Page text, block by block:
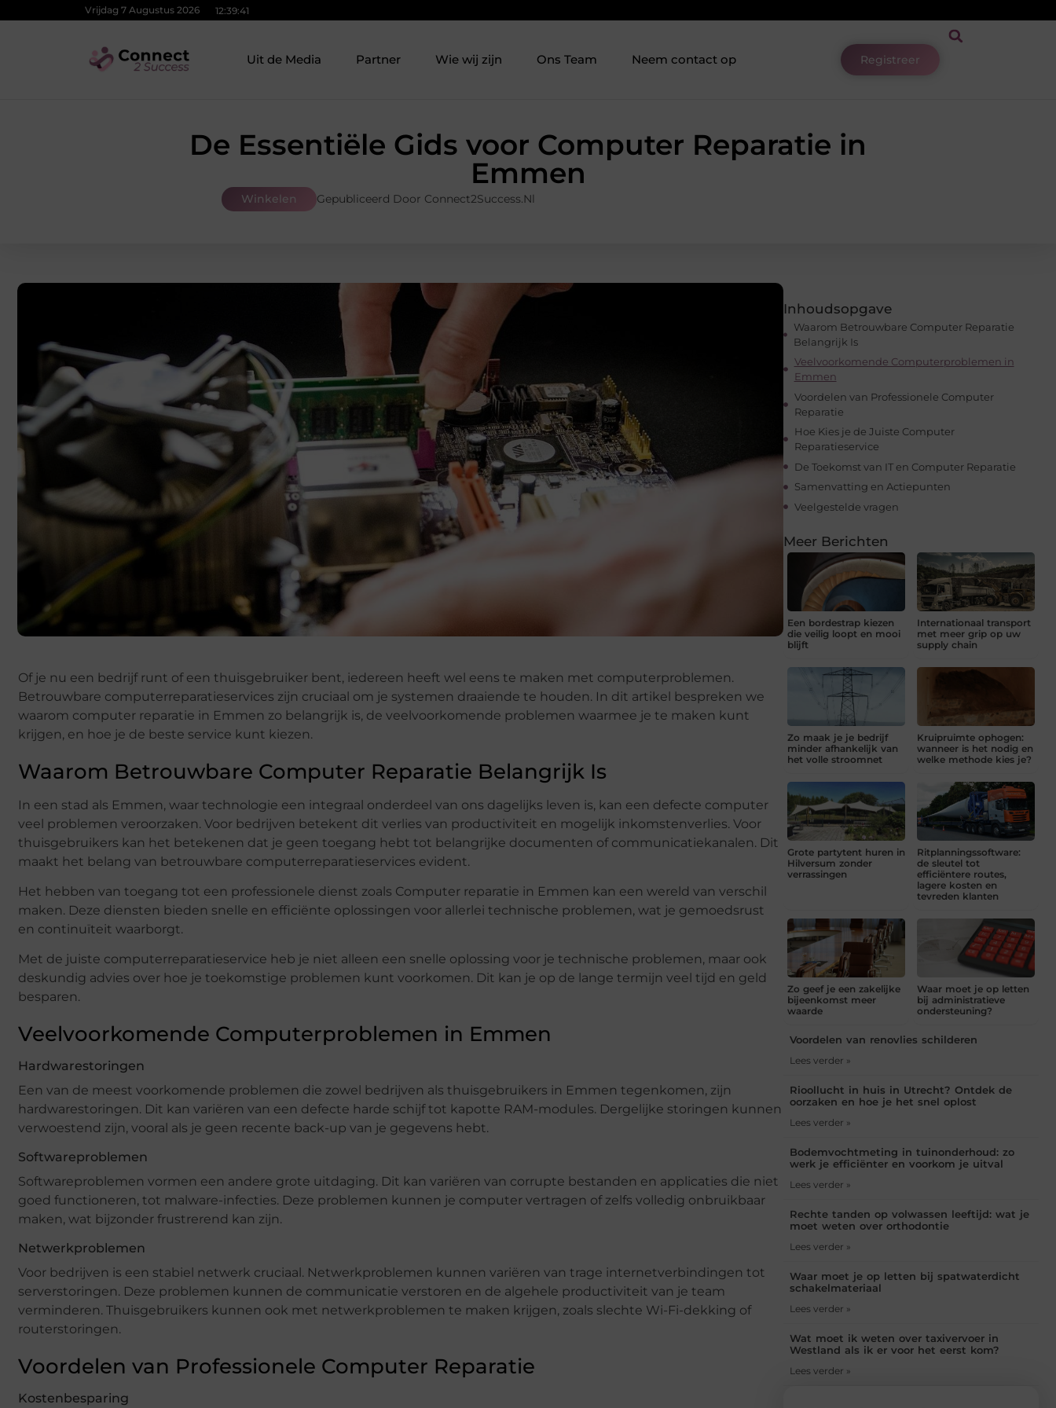
Vrijdag 7 Augustus 2026 12:39:43
Uit de Media Partner Wie wij zijn Ons Team Neem contact op Registreer
De Essentiële Gids voor Computer Reparatie in
Emmen
Winkelen Gepubliceerd Door Connect2Success.nl
Of je nu een bedrijf runt of een thuisgebruiker bent, iedereen heeft wel eens te maken met computerproblemen.
Betrouwbare computerreparatieservices zijn cruciaal om je systemen draaiende te houden. In dit artikel bespreken we
waarom computer reparatie in Emmen zo belangrijk is, de veelvoorkomende problemen waarmee je te maken kunt
krijgen, en hoe je de beste service kunt kiezen.
Waarom Betrouwbare Computer Reparatie Belangrijk Is
In een stad als Emmen, waar technologie een integraal onderdeel van ons dagelijks leven is, kan een defecte computer
veel problemen veroorzaken. Voor bedrijven betekent dit verlies van productiviteit en mogelijk inkomstenverlies. Voor
thuisgebruikers kan het betekenen dat je geen toegang hebt tot belangrijke documenten of communicatiekanalen. Dit
maakt het belang van betrouwbare computerreparatieservices evident.
Het hebben van toegang tot een professionele dienst zoals Computer reparatie in Emmen kan een wereld van verschil
maken. Deze diensten bieden snelle en efficiënte oplossingen voor allerlei technische problemen, wat je gemoedsrust
en continuïteit waarborgt.
Met de juiste computerreparatieservice heb je niet alleen een snelle oplossing voor je technische problemen, maar ook
deskundig advies over hoe je toekomstige problemen kunt voorkomen. Dit kan je op de lange termijn veel tijd en geld
besparen.
Veelvoorkomende Computerproblemen in Emmen
Hardwarestoringen
Een van de meest voorkomende problemen die zowel bedrijven als thuisgebruikers in Emmen tegenkomen, zijn
hardwarestoringen. Dit kan variëren van een defecte harde schijf tot kapotte RAM-modules. Dergelijke storingen kunnen
verwoestend zijn, vooral als je geen recente back-up van je gegevens hebt.
Softwareproblemen
Softwareproblemen vormen een andere grote uitdaging. Dit kan variëren van corrupte bestanden en applicaties die niet
goed functioneren, tot malware-infecties. Deze problemen kunnen je computer vertragen of zelfs volledig onbruikbaar
maken, wat bijzonder frustrerend kan zijn.
Netwerkproblemen
Voor bedrijven is een stabiel netwerk cruciaal. Netwerkproblemen kunnen variëren van trage internetverbindingen tot
serverstoringen. Deze problemen kunnen de communicatie verstoren en de algehele productiviteit van je team
verminderen. Thuisgebruikers kunnen ook met netwerkproblemen te maken krijgen, zoals slechte Wi-Fi-dekking of
routerstoringen.
Voordelen van Professionele Computer Reparatie
Kostenbesparing
Inhoudsopgave
Waarom Betrouwbare Computer Reparatie
Belangrijk Is
Veelvoorkomende Computerproblemen in
Emmen
Voordelen van Professionele Computer
Reparatie
Hoe Kies je de Juiste Computer
Reparatieservice
De Toekomst van IT en Computer Reparatie
Samenvatting en Actiepunten
Veelgestelde vragen
Meer Berichten
Een bordestrap kiezen
die veilig loopt en mooi
blijft
Internationaal transport
met meer grip op uw
supply chain
Zo maak je je bedrijf
minder afhankelijk van
het volle stroomnet
Kruipruimte ophogen:
wanneer is het nodig en
welke methode kies je?
Grote partytent huren in
Hilversum zonder
verrassingen
Ritplanningssoftware:
de sleutel tot
efficiëntere routes,
lagere kosten en
tevreden klanten
Zo geef je een zakelijke
bijeenkomst meer
waarde
Waar moet je op letten
bij administratieve
ondersteuning?
Voordelen van renovlies schilderen
Lees verder »
Rioollucht in huis in Utrecht? Ontdek de
oorzaken en hoe je het snel oplost
Lees verder »
Bodemvochtmeting in tuinonderhoud: zo
werk je efficiënter en voorkom je uitval
Lees verder »
Rechte tanden op volwassen leeftijd: wat je
moet weten over orthodontie
Lees verder »
Waar moet je op letten bij spatwaterdicht
schakelmateriaal
Lees verder »
Wat moet ik weten over taxivervoer in
Westland als ik er voor het eerst kom?
Lees verder »